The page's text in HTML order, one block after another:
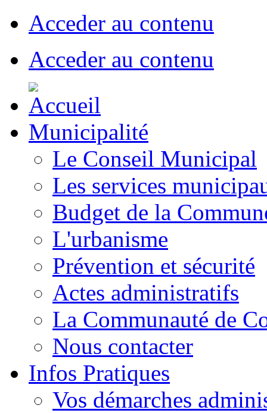
Acceder au contenu
Acceder au contenu
Municipalité
Le Conseil Municipal
Les services
Budget de la
L'urbanisme
Prévention et sécurité
Actes administratifs
La Communauté de
Nous contacter
Infos Pratiques
Vos démarches